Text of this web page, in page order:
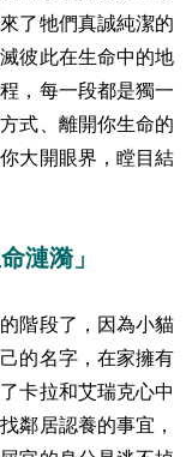
了牠們真誠純潔的
彼此在生命中的地
，每一段都是獨一
式、離開你生命的
大開眼界，瞠目結
漣漪」
階段了，因為小貓
的名字，在家擁有
卡拉和艾瑞克心中
鄰居認養的事宜，